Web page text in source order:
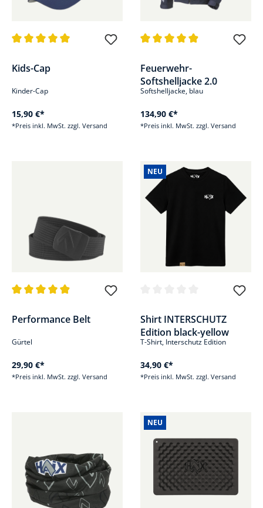
Kids-Cap
Kinder-Cap
15,90 €*
*Preis inkl. MwSt. zzgl. Versand
Feuerwehr-
Softshelljacke 2.0
Softshelljacke, blau
134,90 €*
*Preis inkl. MwSt. zzgl. Versand
Performance Belt
Gürtel
29,90 €*
*Preis inkl. MwSt. zzgl. Versand
NEU
Shirt INTERSCHUTZ
Edition black-yellow
T-Shirt, Interschutz Edition
34,90 €*
*Preis inkl. MwSt. zzgl. Versand
NEU